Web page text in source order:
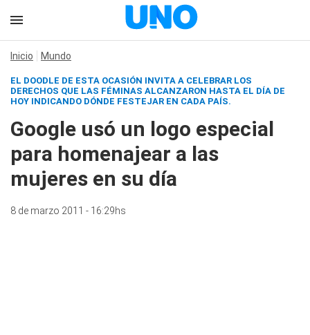
Inicio Mundo
EL DOODLE DE ESTA OCASIÓN INVITA A CELEBRAR LOS
DERECHOS QUE LAS FÉMINAS ALCANZARON HASTA EL DÍA DE
HOY INDICANDO DÓNDE FESTEJAR EN CADA PAÍS.
Google usó un logo especial
para homenajear a las
mujeres en su día
8 de marzo 2011 - 16:29hs